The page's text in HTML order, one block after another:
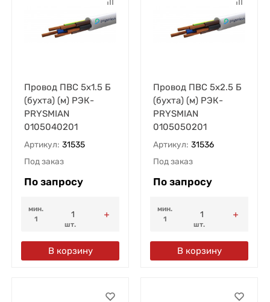
Провод ПВС 5х1.5 Б
(бухта) (м) РЭК-
PRYSMIAN
0105040201
Артикул: 31535
Под заказ
По запросу
мин.
1
шт.
В корзину
Провод ПВС 5х2.5 Б
(бухта) (м) РЭК-
PRYSMIAN
0105050201
Артикул: 31536
Под заказ
По запросу
мин.
1
шт.
В корзину